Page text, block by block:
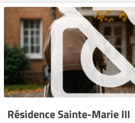
Résidence Sainte-Marie III